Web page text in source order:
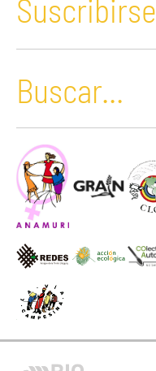
Suscribirse